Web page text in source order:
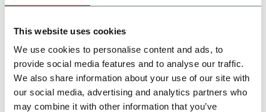
This website uses cookies
We use cookies to personalise content and ads, to
provide social media features and to analyse our traffic.
We also share information about your use of our site with
our social media, advertising and analytics partners who
may combine it with other information that you’ve
En savoir plus